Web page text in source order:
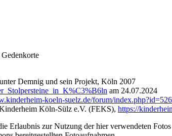
Demnig und sein Projekt, Köln 2007
am 24.07.2024
koeln-suelz.de/forum/
Köln-Sülz e.V. (FEKS), https://
Erlaubnis zur Nutzung der hier verwendeten